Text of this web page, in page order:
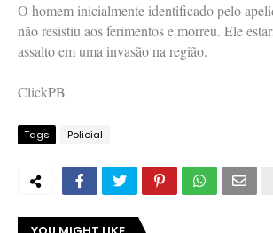
O homem inicialmente identificado pelo
não resistiu aos ferimentos e morreu. Ele
assalto em uma invasão na região.
ClickPB
Tags Policial